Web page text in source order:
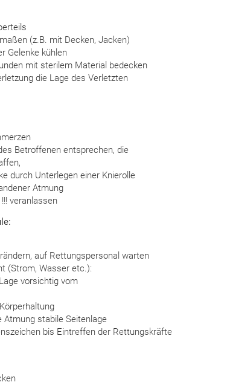
(z.B. mit Decken, Jacken)
Gelenke kühlen
mit sterilem Material bedecken
die Lage des Verletzten
Betroffenen entsprechen, die
durch Unterlegen einer Knierolle
Atmung
veranlassen
auf Rettungspersonal warten
(Strom, Wasser etc.):
vorsichtig vom
stabile Seitenlage
bis Eintreffen der Rettungskräfte